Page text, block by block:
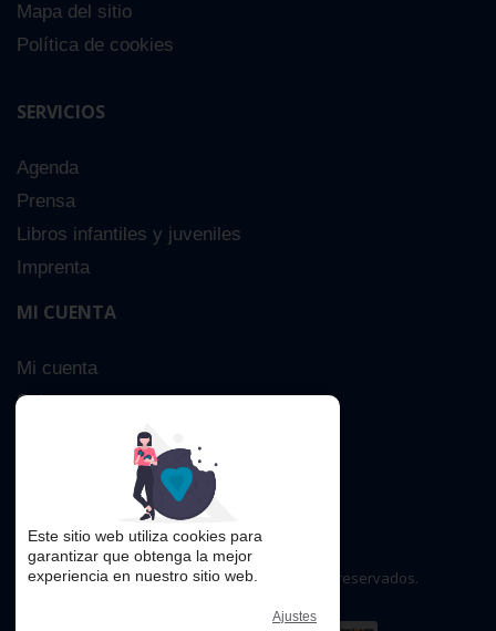
Mapa del sitio
Política de cookies
SERVICIOS
Agenda
Prensa
Libros infantiles y juveniles
Imprenta
MI CUENTA
Mi cuenta
Sobre nosotros
Búsqueda Avanzada
Copyright © 2016. Todos los derechos reservados.
Este sitio web utiliza cookies para
garantizar que obtenga la mejor
experiencia en nuestro sitio web.
Ajustes